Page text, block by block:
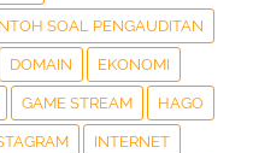
SOAL PENGAUDITAN
DOMAIN EKONOMI
GAME STREAM HAGO
INTERNET